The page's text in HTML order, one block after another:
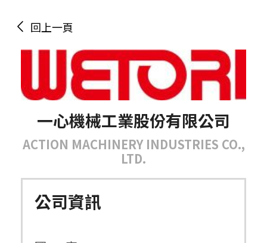
回上一頁
一心機械工業股份有限公司
ACTION MACHINERY INDUSTRIES CO.,
LTD.
公司資訊